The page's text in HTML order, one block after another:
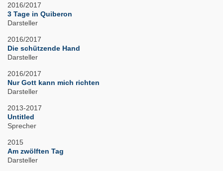
2016/2017
3 Tage in Quiberon
Darsteller
2016/2017
Die schützende Hand
Darsteller
2016/2017
Nur Gott kann mich richten
Darsteller
2013-2017
Untitled
Sprecher
2015
Am zwölften Tag
Darsteller